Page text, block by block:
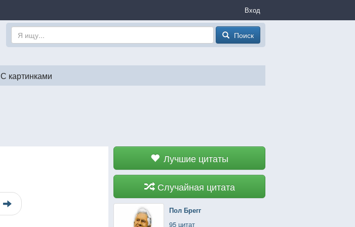
Вход
Поиск
С картинками
Лучшие цитаты
Случайная цитата
Пол Брегг
95 цитат